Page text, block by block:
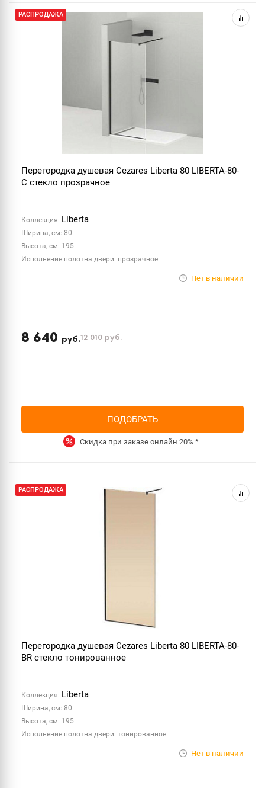
РАСПРОДАЖА
Перегородка душевая Cezares Liberta 80 LIBERTA-80-
C стекло прозрачное
Коллекция: Liberta
Ширина, см: 80
Высота, см: 195
Исполнение полотна двери: прозрачное
Нет в наличии
8 640 руб.12 010руб.
ПОДОБРАТЬ
Скидка при заказе онлайн 20% *
РАСПРОДАЖА
Перегородка душевая Cezares Liberta 80 LIBERTA-80-
BR стекло тонированное
Коллекция: Liberta
Ширина, см: 80
Высота, см: 195
Исполнение полотна двери: тонированное
Нет в наличии